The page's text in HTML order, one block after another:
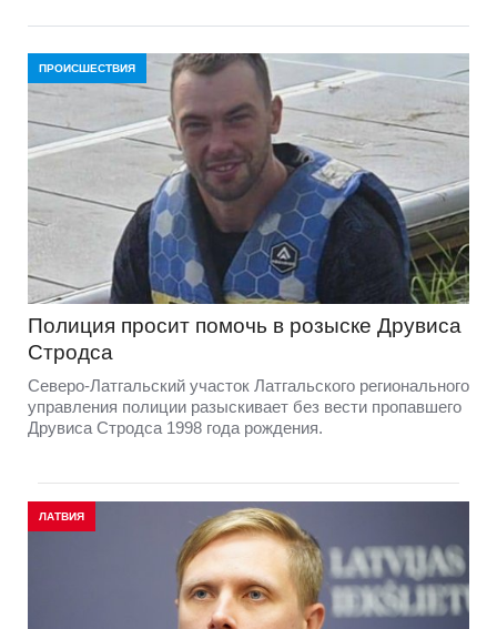
ПРОИСШЕСТВИЯ
Полиция просит помочь в розыске Друвиса
Стродса
Северо-Латгальский участок Латгальского регионального
управления полиции разыскивает без вести пропавшего
Друвиса Стродса 1998 года рождения.
ЛАТВИЯ